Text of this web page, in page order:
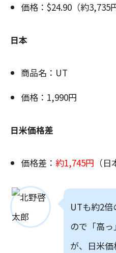
価格：$24.90（約3,735
日本
商品名：UT
価格：1,990円
日米価格差
価格差： 約1,745円 （
UTも約2
ので「高
が、日米